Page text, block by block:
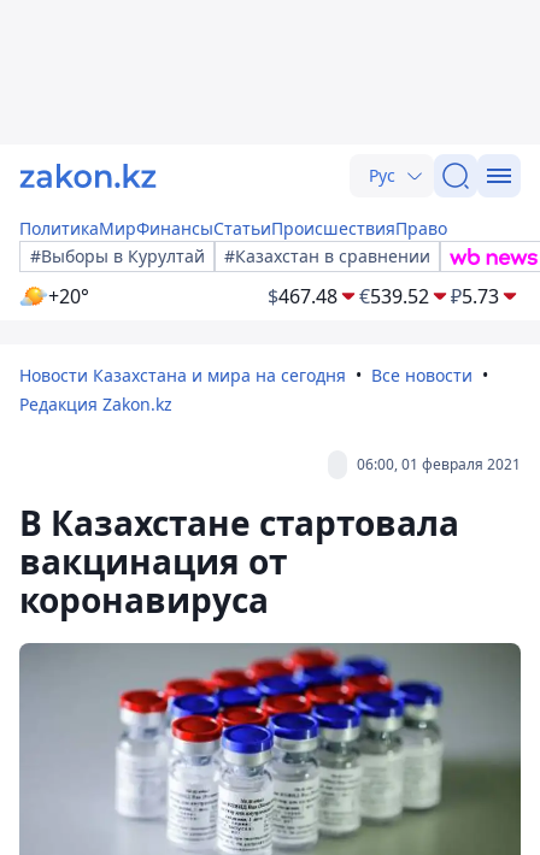
Рус
ПолитикаМирФинансыСтатьиПроисшествияПраво
#Выборы в Курултай
#Казахстан в сравнении
+20° $467.48 €539.52 ₽5.73
Новости Казахстана и мира на сегодня
Все новости
Редакция Zakon.kz
06:00, 01 февраля 2021
В Казахстане стартовала
вакцинация от
коронавируса